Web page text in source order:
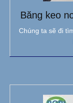
Băng keo
Chúng ta sẽ đi